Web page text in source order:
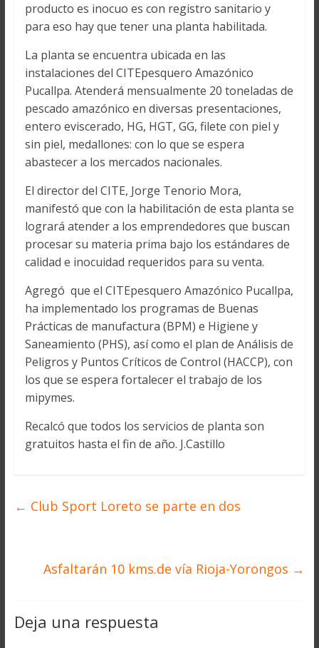
producto es inocuo es con registro sanitario y
para eso hay que tener una planta habilitada.
La planta se encuentra ubicada en las
instalaciones del CITEpesquero Amazónico
Pucallpa. Atenderá mensualmente 20 toneladas de
pescado amazónico en diversas presentaciones,
entero eviscerado, HG, HGT, GG, filete con piel y
sin piel, medallones: con lo que se espera
abastecer a los mercados nacionales.
El director del CITE, Jorge Tenorio Mora,
manifestó que con la habilitación de esta planta se
logrará atender a los emprendedores que buscan
procesar su materia prima bajo los estándares de
calidad e inocuidad requeridos para su venta.
Agregó que el CITEpesquero Amazónico Pucallpa,
ha implementado los programas de Buenas
Prácticas de manufactura (BPM) e Higiene y
Saneamiento (PHS), así como el plan de Análisis de
Peligros y Puntos Críticos de Control (HACCP), con
los que se espera fortalecer el trabajo de los
mipymes.
Recalcó que todos los servicios de planta son
gratuitos hasta el fin de año. J.Castillo
← Club Sport Loreto se parte en dos
Asfaltarán 10 kms.de vía Rioja-Yorongos →
Deja una respuesta